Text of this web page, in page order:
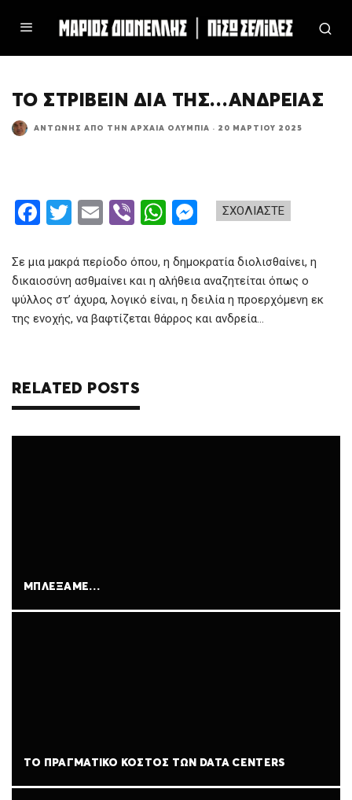
ΤΟ ΣΤΡΊΒΕΙΝ ΔΙΑ ΤΗΣ…ΑΝΔΡΕΊΑΣ
ΑΝΤΏΝΗΣ ΑΠΌ ΤΗΝ ΑΡΧΑΊΑ ΟΛΥΜΠΊΑ · 20 ΜΑΡΤΊΟΥ 2025
ΣΧΟΛΙΑΣΤΕ
F
ce
b
o
T
tt
er
E
ail
Vi
er
W
at
s
A
se
n
g
Σε μια μακρά περίοδο όπου, η δημοκρατία διολισθαίνει, η
δικαιοσύνη ασθμαίνει και η αλήθεια αναζητείται όπως ο
ψύλλος στ’ άχυρα, λογικό είναι, η δειλία η προερχόμενη εκ
της ενοχής, να βαφτίζεται θάρρος και ανδρεία…
RELATED POSTS
ΜΠΛΈΞΑΜΕ…
ΤΟ ΠΡΑΓΜΑΤΙΚΌ ΚΌΣΤΟΣ ΤΩΝ DATA CENTERS